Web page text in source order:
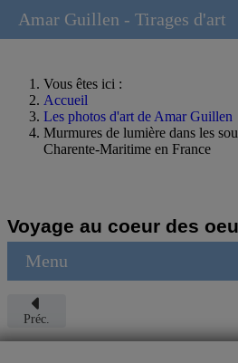
Vous êtes ici :
Accueil
Les photos d'art de Amar Guillen
Murmures de lumière dans les
Charente-Maritime en France
Voyage au coeur des
Menu
Préc.
Amar Guillen - Tirages d'art